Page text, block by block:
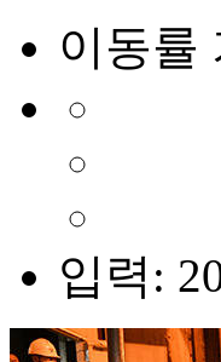
이동률
입력: